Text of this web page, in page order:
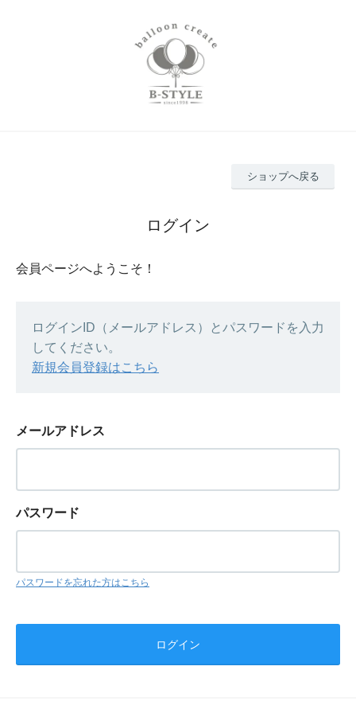
ショップへ戻る
ログイン
会員ページへようこそ！
ログインID（メールアドレス）とパスワードを入力
してください。
新規会員登録はこちら
メールアドレス
パスワード
パスワードを忘れた方はこちら